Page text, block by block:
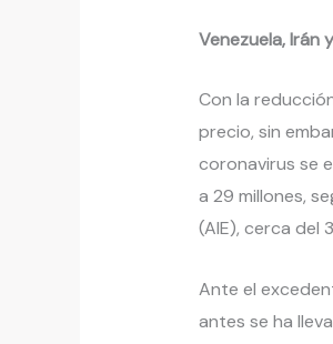
Venezuela, Irán
Con la
precio, sin
coronavirus se
a 29 millones,
(AIE), cerca del
Ante el
antes se ha